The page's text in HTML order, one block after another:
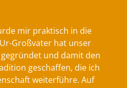
mir praktisch in die
Großvater hat unser
und damit den
geschaffen, die ich
weiterführe. Auf